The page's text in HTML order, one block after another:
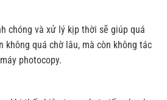
chóng và xử lý kịp thời sẽ giúp quá
quá chờ lâu, mà còn không tác
photocopy.